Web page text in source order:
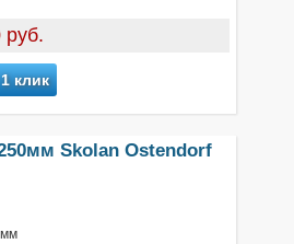
руб.
клик
Skolan Ostendorf